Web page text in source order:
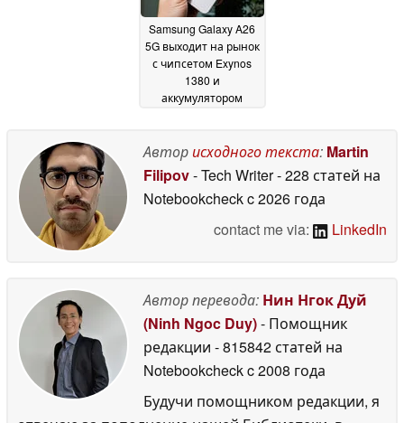
Samsung Galaxy A26
5G выходит на рынок
с чипсетом Exynos
1380 и
аккумулятором
Авторисходного текста: Martin
Filipov- Tech Writer- 228 статей на
Notebookcheckc 2026 года
contact me via:
LinkedIn
Автор перевода: Нин Нгок Дуй
(Ninh Ngoc Duy)- Помощник
редакции - 815842 статей на
Notebookcheckc 2008 года
Будучи помощником редакции, я